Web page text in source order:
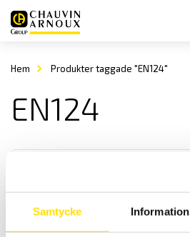
Samtycke Information
Hem Produkter taggade "EN124"
EN124